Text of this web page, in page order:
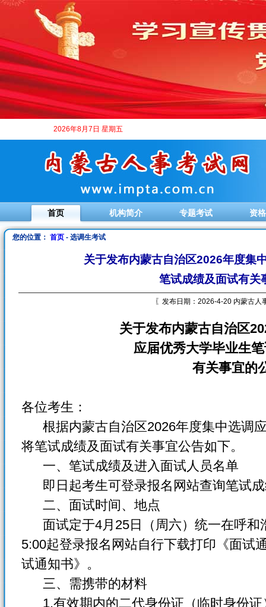
2026年8月7日 星期五
首页 机构简介 专题考试 资
您的位置： 首页- 选调生考试
关于发布内蒙古自治区2026年度集
笔试成绩及面试有关
〖发布日期：2026-4-20 内蒙古人
关于发布内蒙古自治区
应届优秀大学毕业生
有关事宜的
各位考生：
根据内蒙古自治区2026年度集中选调
将笔试成绩及面试有关事宜公告如下。
一、笔试成绩及进入面试人员名单
即日起考生可登录报名网站查询笔试成
二、面试时间、地点
面试定于4月25日（周六）统一在呼和
5:00起登录报名网站自行下载打印《面试
试通知书》。
三、需携带的材料
1.有效期内的二代身份证（临时身份证